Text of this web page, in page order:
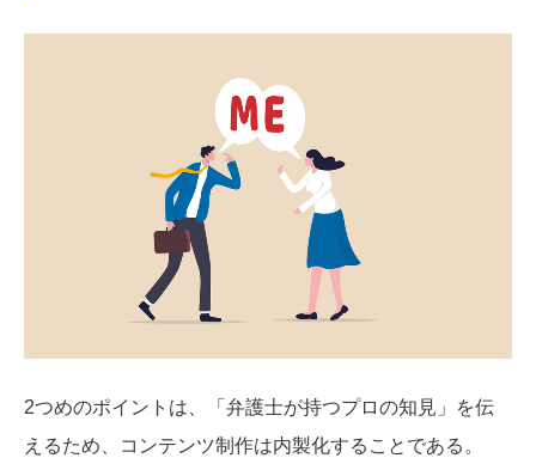
2つめのポイントは、「弁護士が持つプロの知見」を伝
えるため、コンテンツ制作は内製化することである。